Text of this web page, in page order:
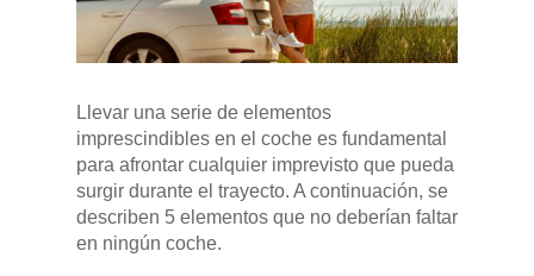
Llevar una serie de elementos
imprescindibles en el coche es fundamental
para afrontar cualquier imprevisto que pueda
surgir durante el trayecto. A continuación, se
describen 5 elementos que no deberían faltar
en ningún coche.